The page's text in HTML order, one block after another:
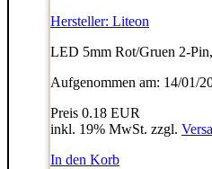
Hersteller: Liteon
LED 5mm Rot/Gruen 2-
Aufgenommen am: 14/01/
Preis 0.18 EUR
inkl. 19% MwSt. zzgl.
In den Korb